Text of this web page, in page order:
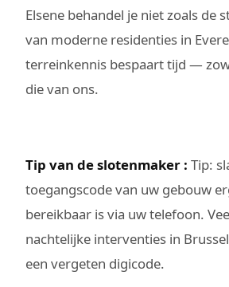
Elsene behandel je niet zoals de
van moderne residenties in
terreinkennis bespaart tijd —
die van ons.
Tip van de slotenmaker : Tip:
toegangscode van uw gebouw
bereikbaar is via uw telefoon.
nachtelijke interventies in
een vergeten digicode.